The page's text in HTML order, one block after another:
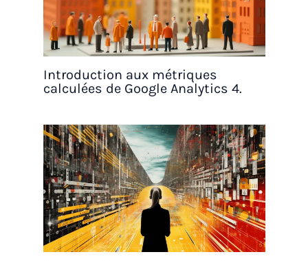
Introduction aux métriques
calculées de Google Analytics 4.